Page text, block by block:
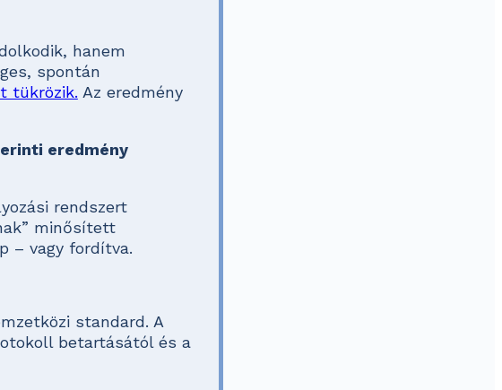
hanem
spontán
tükrözik. Az eredmény
eredmény
rendszert
minősített
– vagy fordítva.
standard. A
betartásától és a